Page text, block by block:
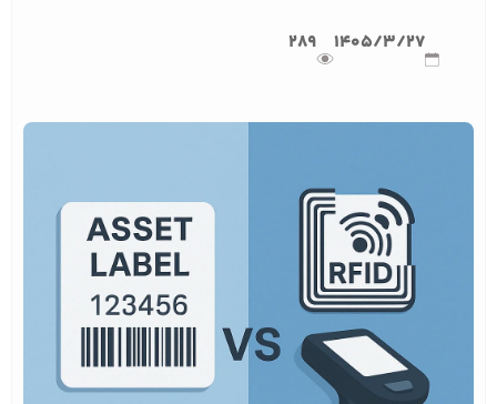
1405/3/27
289